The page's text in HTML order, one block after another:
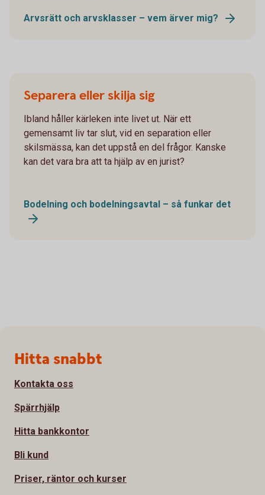
Arvsrätt och arvsklasser – vem ärver mig?
Separera eller skilja sig
Ibland håller kärleken inte livet ut. När ett
gemensamt liv tar slut, vid en separation eller
skilsmässa, kan det uppstå en del frågor. Kanske
kan det vara bra att ta hjälp av en jurist?
Bodelning och bodelningsavtal – så funkar det
Sidfot
Hitta snabbt
Kontakta oss
Spärrhjälp
Hitta bankkontor
Bli kund
Priser, räntor och kurser